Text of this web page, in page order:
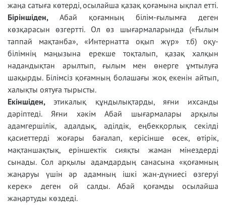
жаңа сатыға көтерді, осылайша қазақ қоғамына ықпал етті.
Біріншіден, Абай қоғамның білім-ғылымға деген
көзқарасын өзгертті. Ол өз шығармаларында («Ғылым
таппай мақтанба», «Интернатта оқып жүр» т.б) оқу-
білімнің маңызына ерекше тоқталып, қазақ халқын
надандықтан арылтып, ғылым мен өнерге ұмтылуға
шақырды. Білімсіз қоғамның болашағы жоқ екенін айтып,
халықты оятуға тырысты.
Екіншіден,этикалық құндылықтарды, яғни ихсанды
дәріптеді. Яғни хәкім Абай шығармалары арқылы
адамгершілік, адалдық, әділдік, еңбекқорлық секілді
қасиеттерді жоғары бағалап, керісінше өсек, өтірік,
мақтаншақтық, еріншектік сияқты жаман мінездерді
сынады. Сол арқылы адамдардың санасына «қоғамның
жаңаруы үшін әр адамның ішкі жан-дүниесі өзгеруі
керек» деген ой салды. Абай қоғамды осылайша
жаңартуды көздеді.